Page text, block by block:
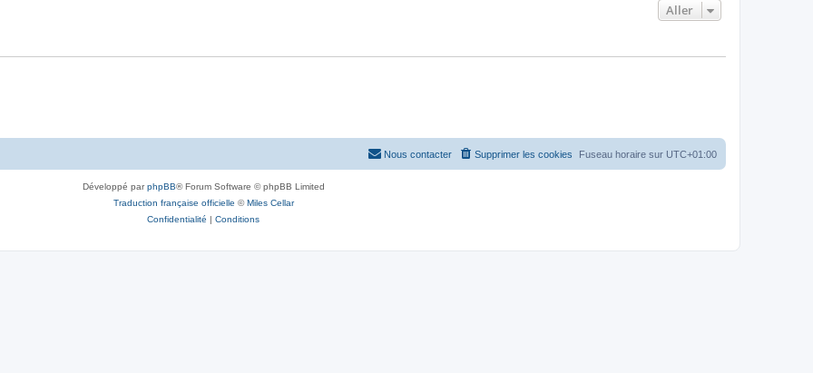
Aller
Fuseau horaire sur UTC+01:00
Supprimer les cookies
Nous contacter
Développé parphpBB® Forum Software © phpBB Limited
Traduction française officielle ©Miles Cellar
Confidentialité | Conditions